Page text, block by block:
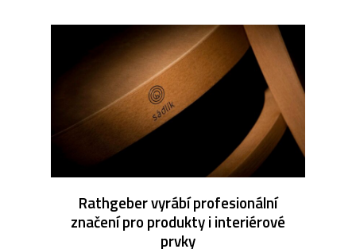
Rathgeber vyrábí profesionální
značení pro produkty i interiérové
prvky